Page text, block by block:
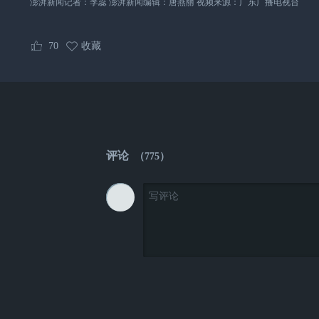
澎湃新闻记者：李蕊 澎湃新闻编辑：唐燕丽 视频来源：广东广播电视台
70 收藏
评论 （775）